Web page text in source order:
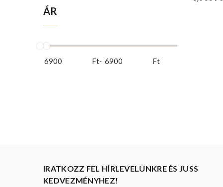
ÁR
Ft- Ft
IRATKOZZ FEL HÍRLEVELÜNKRE ÉS JUSS
KEDVEZMÉNYHEZ!